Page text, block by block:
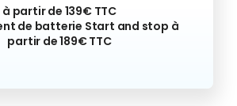
à partir de 139€ TTC
de batterie Start and stop à
partir de 189€ TTC